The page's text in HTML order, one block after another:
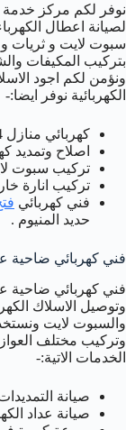
نوفر لكم مركز خدمة
لصيانة اعطال
سبوت لايت و ثريات
بتركيب المكيفات
ونؤمن لكم اجود
الكهربائية نوفر ايضا:-
كهربائي منازل 24 ساعة..
اصلاح وتمديد
تركيب سبوت
تركيب انارة
فني كهربائي
حديد المنيوم .
فني كهربائي ضاحية
فني كهربائي ضاحية
وتوصيل الاسلاك
والسبوت لايت
وتركيب مختلف
الخدمات الاتية:-
صيانة
صيانة عداد